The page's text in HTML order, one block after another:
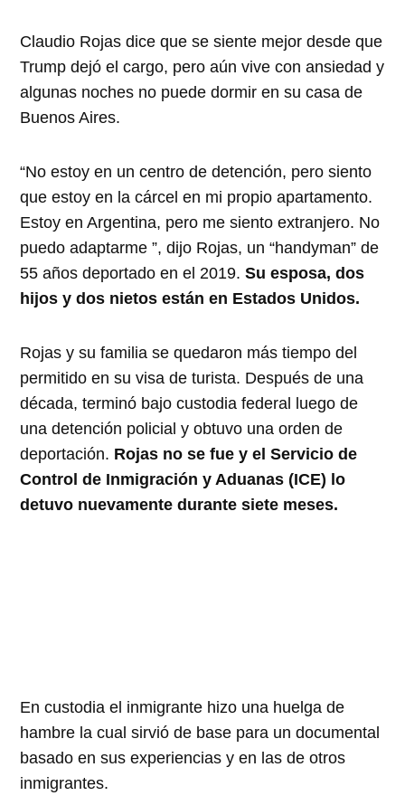
Claudio Rojas dice que se siente mejor desde que
Trump dejó el cargo, pero aún vive con ansiedad y
algunas noches no puede dormir en su casa de
Buenos Aires.
“No estoy en un centro de detención, pero siento
que estoy en la cárcel en mi propio apartamento.
Estoy en Argentina, pero me siento extranjero. No
puedo adaptarme ”, dijo Rojas, un “handyman” de
55 años deportado en el 2019.Su esposa, dos
hijos y dos nietos están en Estados Unidos.
Rojas y su familia se quedaron más tiempo del
permitido en su visa de turista. Después de una
década, terminó bajo custodia federal luego de
una detención policial y obtuvo una orden de
deportación. Rojas no se fue y el Servicio de
Control de Inmigración y Aduanas (ICE) lo
detuvo nuevamente durante siete meses.
En custodia el inmigrante hizo una huelga de
hambre la cual sirvió de base para un documental
basado en sus experiencias y en las de otros
inmigrantes.